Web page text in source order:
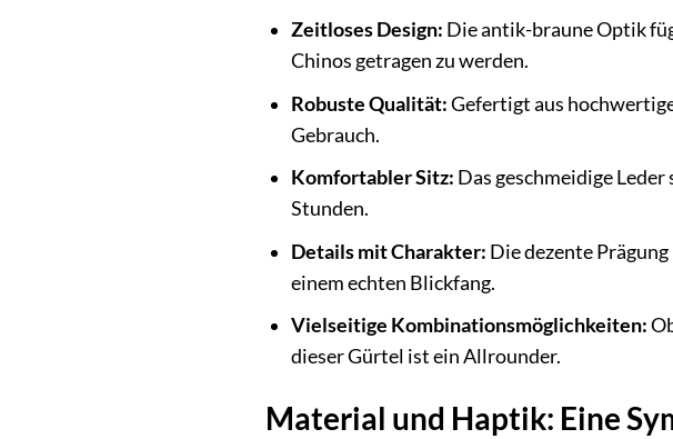
Zeitloses Design: Die antik-braune Optik
Chinos getragen zu werden.
Robuste Qualität:Gefertigt aus
Gebrauch.
Komfortabler Sitz: Das geschmeidige
Stunden.
Details mit Charakter: Die dezente
einem echten Blickfang.
Vielseitige Kombinationsmöglichkeiten:
dieser Gürtel ist ein Allrounder.
Material und Haptik: Eine